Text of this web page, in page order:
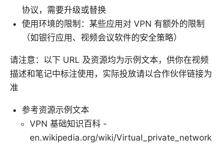
协议，需要升级或替换
使用环境的限制：某些应用对 VPN 有额外的限制
（如银行应用、视频会议软件的安全策略）
请注意：以下 URL 及资源均为示例文本，供你在视频
描述和笔记中标注使用，实际投放请以合作伙伴链接为
准
参考资源示例文本
VPN 基础知识百科 -
en.wikipedia.org/wiki/Virtual_private_network